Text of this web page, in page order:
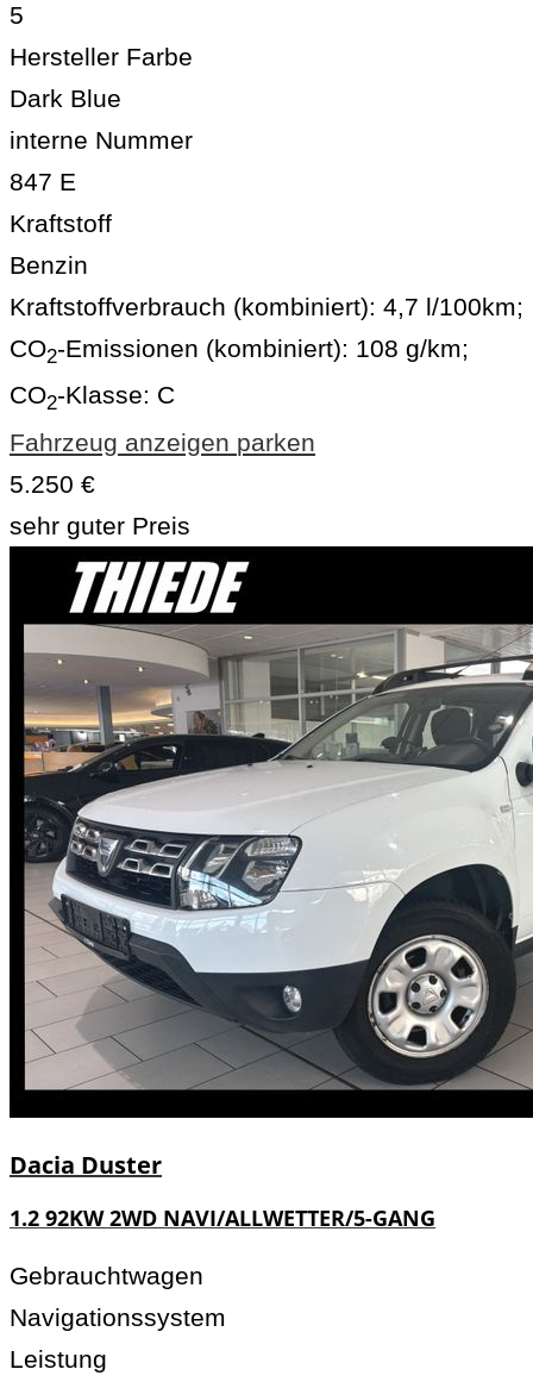
5
Hersteller Farbe
Dark Blue
interne Nummer
847 E
Kraftstoff
Benzin
Kraftstoffverbrauch (kombiniert): 4,7 l/100km;
CO2-Emissionen (kombiniert): 108 g/km;
CO2-Klasse: C
Fahrzeug anzeigen parken
5.250 €
sehr guter Preis
Dacia Duster
1.2 92KW 2WD NAVI/ALLWETTER/5-GANG
Gebrauchtwagen
Navigationssystem
Leistung